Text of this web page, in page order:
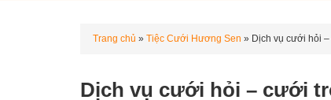
Trang chủ » Tiệc Cưới Hương Sen » Dịch vụ cưới hỏi
Dịch vụ cưới hỏi – cưới